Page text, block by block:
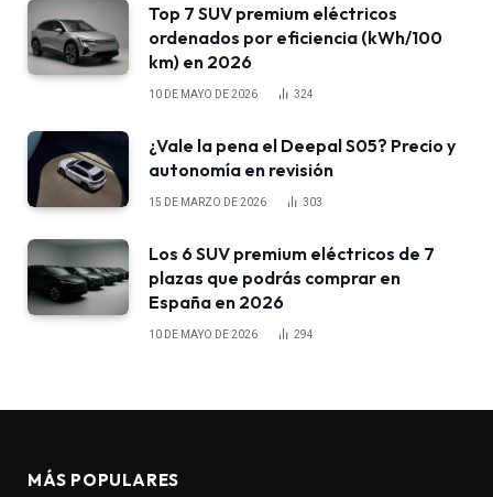
Top 7 SUV premium eléctricos
ordenados por eficiencia (kWh/100
km) en 2026
10 DE MAYO DE 2026 324
¿Vale la pena el Deepal S05? Precio y
autonomía en revisión
15 DE MARZO DE 2026 303
Los 6 SUV premium eléctricos de 7
plazas que podrás comprar en
España en 2026
10 DE MAYO DE 2026 294
MÁS POPULARES